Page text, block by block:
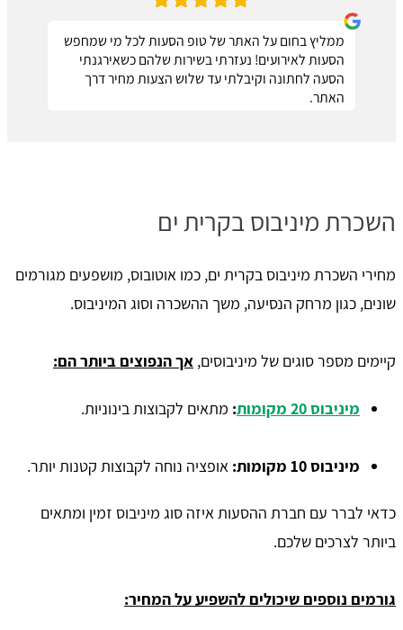
ממליץ בחום על האתר של טופ הסעות לכל מי שמחפש
הסעות לאירועים! נעזרתי בשירות שלהם כשאירגנתי
הסעה לחתונה וקיבלתי עד שלוש הצעות מחיר דרך
האתר.
השכרת מיניבוס בקרית ים
מחירי השכרת מיניבוס בקרית ים, כמו אוטובוס, מושפעים מגורמים
שונים, כגון מרחק הנסיעה, משך ההשכרה וסוג המיניבוס.
קיימים מספר סוגים של מיניבוסים, אך הנפוצים ביותר הם:
מיניבוס 20 מקומות : מתאים לקבוצות בינוניות.
מיניבוס 10 מקומות: אופציה נוחה לקבוצות קטנות יותר.
כדאי לברר עם חברת ההסעות איזה סוג מיניבוס זמין ומתאים
ביותר לצרכים שלכם.
גורמים נוספים שיכולים להשפיע על המחיר: